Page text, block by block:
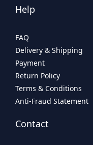
Help
FAQ
Delivery & Shipping
Payment
Return Policy
Terms & Conditions
Anti-Fraud Statement
Contact